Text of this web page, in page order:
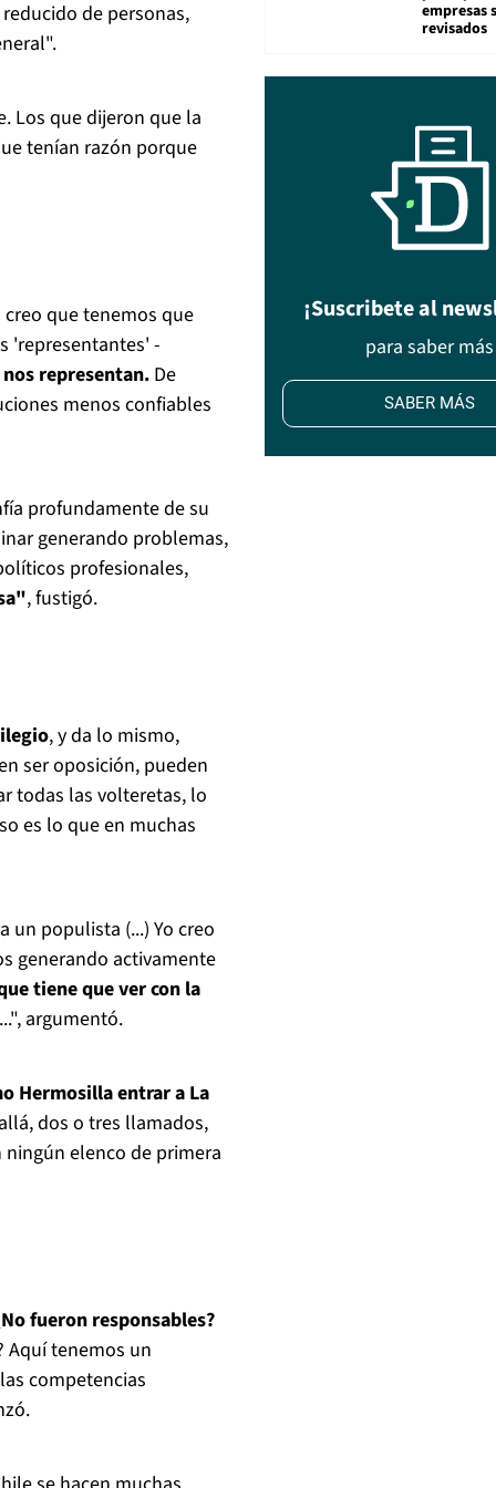
de personas,
Los que dijeron que la
tenían razón porque
que tenemos que
'representantes' -
representan. De
menos confiables
profundamente de su
generando problemas,
profesionales,
, fustigó.
, y da lo mismo,
ser oposición, pueden
todas las volteretas, lo
es lo que en muchas
un populista (...) Yo creo
generando activamente
tiene que ver con la
argumentó.
Hermosilla entrar a La
dos o tres llamados,
elenco de primera
fueron responsables?
Aquí tenemos un
competencias
empresas
revisados
¡Suscribete al
para saber más
SABER MÁS